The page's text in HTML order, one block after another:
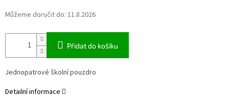
Můžeme doručit do: 11.8.2026
Přidat do košíku
Jednopatrové školní pouzdro
Detailní informace